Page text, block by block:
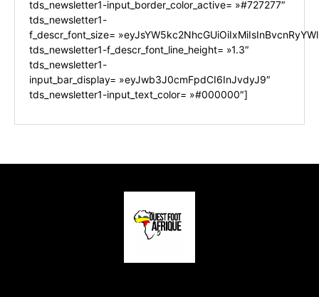
tds_newsletter1-input_border_color_active= »#727277″
tds_newsletter1-
f_descr_font_size=
tds_newsletter1-f_descr_font_line_height= »1.3″
tds_newsletter1-
input_bar_display= »eyJwb3J0cmFpdCI6InJvdyJ9″
tds_newsletter1-input_text_color= »#000000″]